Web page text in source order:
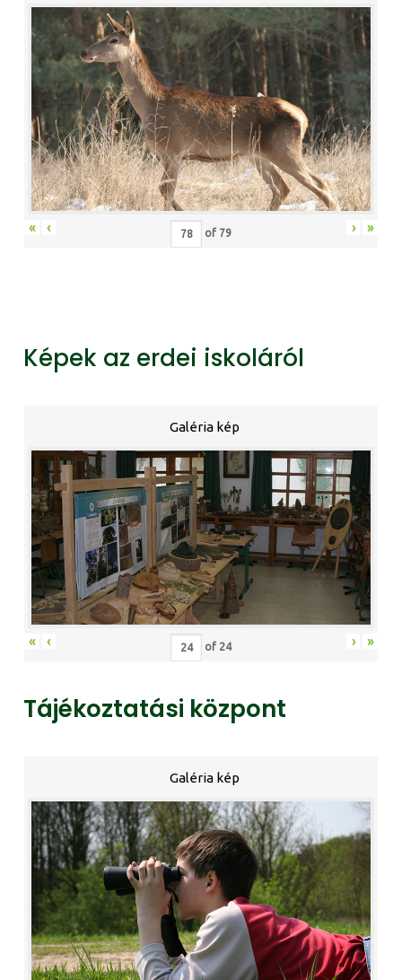
« ‹ of 79 › »
Képek az erdei iskoláról
Galéria kép
« ‹ of 24 › »
Tájékoztatási központ
Galéria kép